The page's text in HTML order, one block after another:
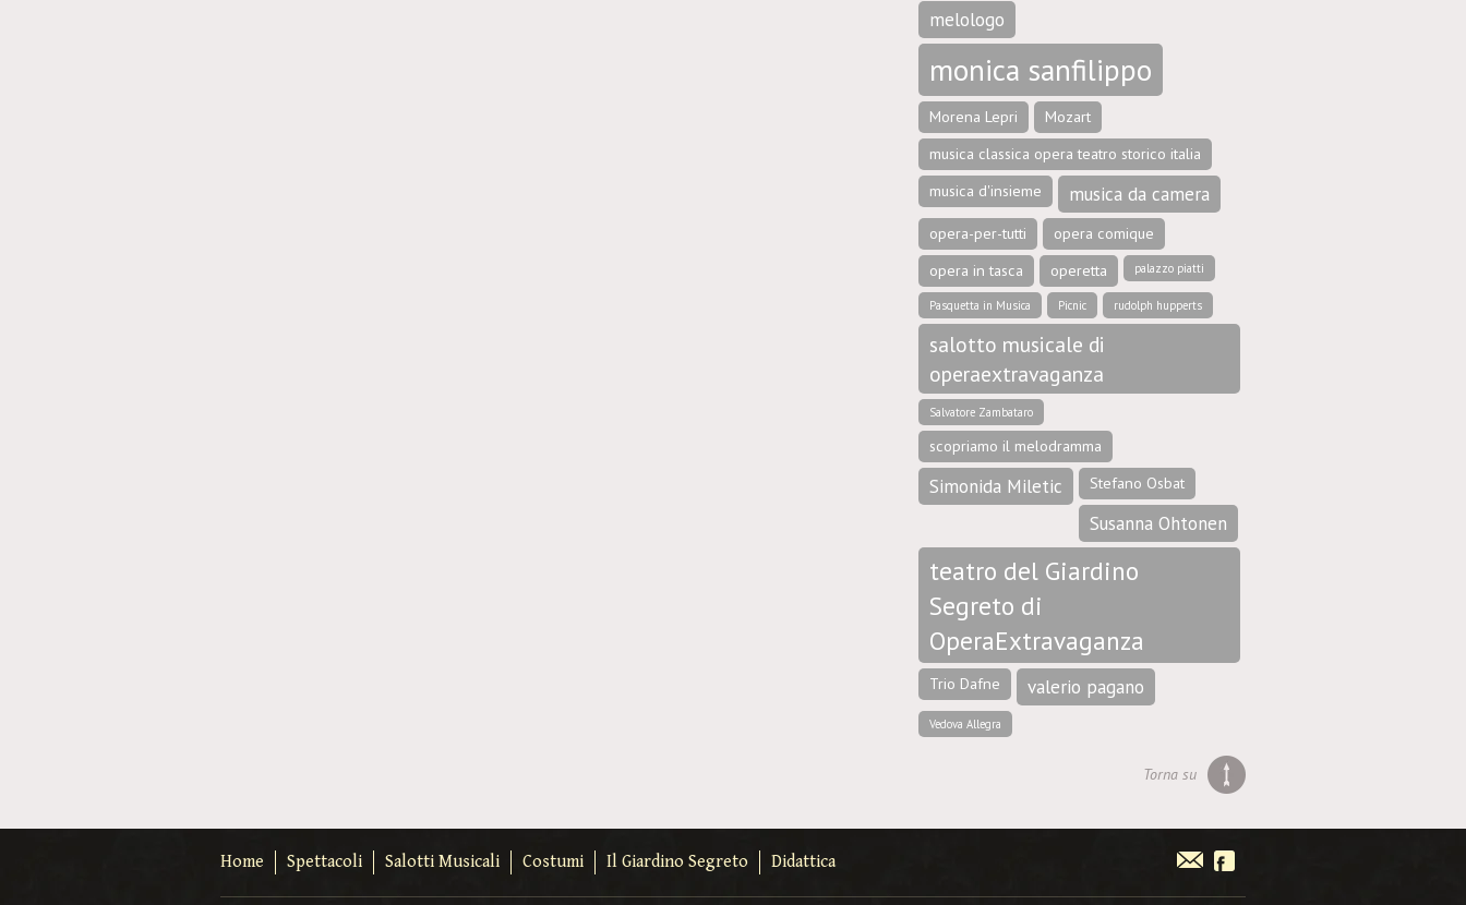
melologo
monica sanfilippo
Morena Lepri
Mozart
musica classica opera teatro storico italia
musica d'insieme
musica da camera
opera-per-tutti
opera comique
opera in tasca
operetta palazzo piatti
Pasquetta in Musica Picnic rudolph hupperts
salotto musicale di
operaextravaganza
Salvatore Zambataro
scopriamo il melodramma
Simonida Miletic Stefano Osbat
Susanna Ohtonen
teatro del Giardino
Segreto di
OperaExtravaganza
Trio Dafne valerio pagano
Vedova Allegra
Torna su
Home Spettacoli Salotti Musicali Costumi Il Giardino Segreto Didattica